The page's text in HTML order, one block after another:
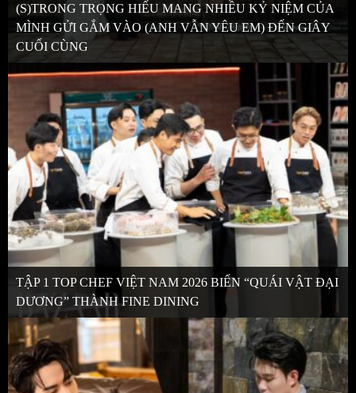
(S)TRONG TRỌNG HIẾU MANG NHIỀU KỶ NIỆM CỦA
MÌNH GỬI GẮM VÀO (ANH VẪN YÊU EM) ĐẾN GIÂY
CUỐI CÙNG
TẬP 1 TOP CHEF VIỆT NAM 2026 BIẾN “QUÁI VẬT ĐẠI
DƯƠNG” THÀNH FINE DINING